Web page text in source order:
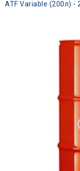
ATF Variable (200л) -